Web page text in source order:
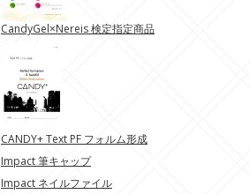
CandyGel×Nereis 検定指定商品
CANDY+ Text PF フォルム形成
Impact 筆キャップ
Impact ネイルファイル